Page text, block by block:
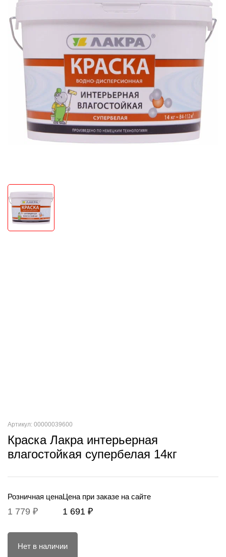
Артикул: 00000039600
Краска Лакра интерьерная
влагостойкая супербелая 14кг
Розничная цена
1 779 ₽
Цена при заказе на сайте
1 691 ₽
Нет в наличии